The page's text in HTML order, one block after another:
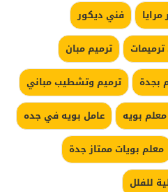
فني ديكور
ترميم مبان
بجدة
ترميم وتشطيب مباني
بويه
عامل بويه في جده
معلم بويات ممتاز جدة
للفلل